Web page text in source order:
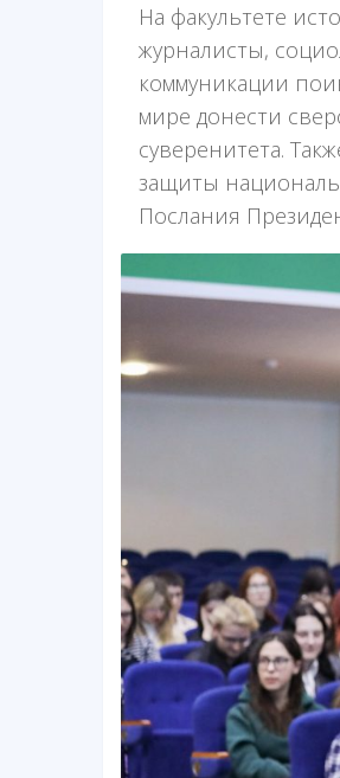
На факультете
журналисты,
коммуникации
мире донести
суверенитета.
защиты
Послания